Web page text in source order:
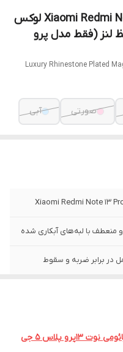
قاب گوشی Xiaomi Redmi Note 13 Pro Plus 5G لوکس
لنز (فقط مدل پرو
Luxury Rhinestone Plated
صورتی آبی
دقت فرمایید این قاب مناسب گوشی شیائومی نوت 13پرو پلاس 5 جی